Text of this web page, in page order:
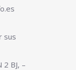
sus
2 BJ, –